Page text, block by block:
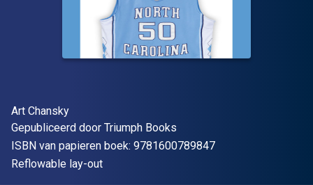
Auteur(s)
Art Chansky
Uitgever
Gepubliceerd door Triumph Books
ISBN van papieren boek: 9781600789847"ISBN-13
Indeling
Reflowable lay-out